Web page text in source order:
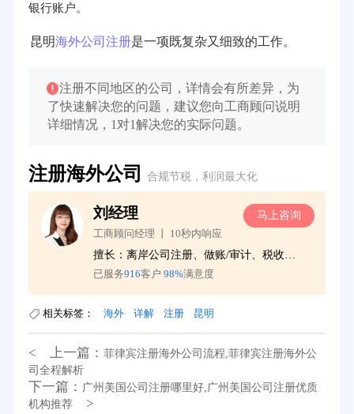
银行账户。
昆明海外公司注册是一项既复杂又细致的工作。
注册不同地区的公司，详情会有所差异，为
了快速解决您的问题，建议您向工商顾问说明
详细情况，1对1解决您的实际问题。
注册海外公司 合规节税，利润最大化
刘经理
工商顾问经理 丨 10秒内响应
已服务916客户 98%满意度
马上咨询
相关标签： 海外 详解 注册 昆明
< 上一篇： 菲律宾注册海外公司流程,菲律宾注册海外公
司全程解析
下一篇： 广州美国公司注册哪里好,广州美国公司注册优质
机构推荐>
3分钟前用户提问：
6分钟前用户提问：